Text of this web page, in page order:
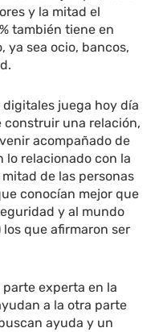
y la mitad el
también tiene en
ya sea ocio, bancos,
juega hoy día
construir una relación,
acompañado de
lo relacionado con la
de las personas
conocían mejor que
y al mundo
los que afirmaron ser
experta en la
a la otra parte
ayuda y un